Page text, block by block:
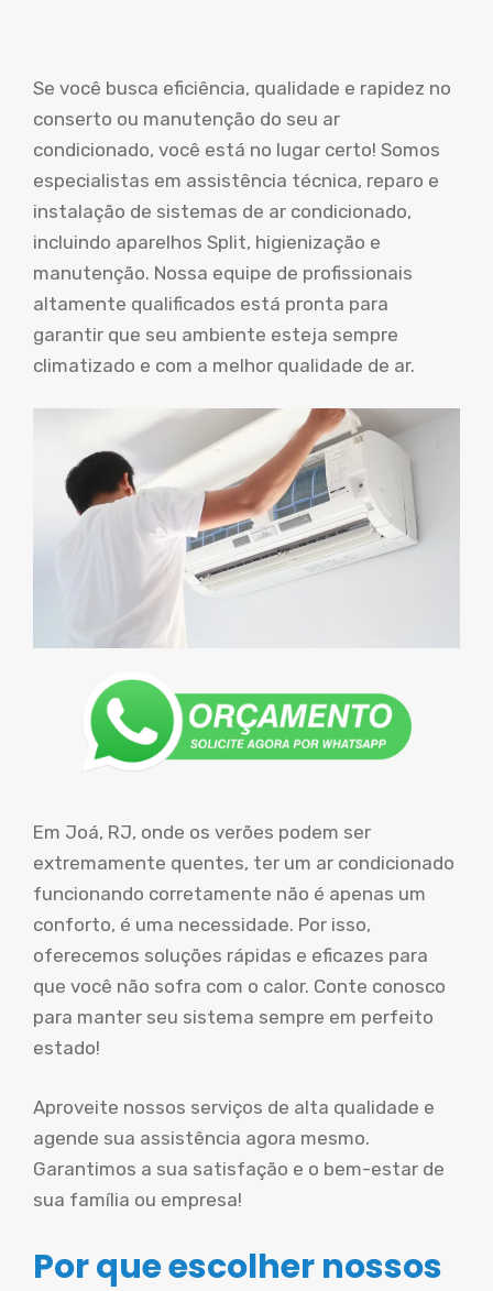
Se você busca eficiência, qualidade e rapidez no
conserto ou manutenção do seu ar
condicionado, você está no lugar certo! Somos
especialistas em assistência técnica, reparo e
instalação de sistemas de ar condicionado,
incluindo aparelhos Split, higienização e
manutenção. Nossa equipe de profissionais
altamente qualificados está pronta para
garantir que seu ambiente esteja sempre
climatizado e com a melhor qualidade de ar.
Em Joá, RJ, onde os verões podem ser
extremamente quentes, ter um ar condicionado
funcionando corretamente não é apenas um
conforto, é uma necessidade. Por isso,
oferecemos soluções rápidas e eficazes para
que você não sofra com o calor. Conte conosco
para manter seu sistema sempre em perfeito
estado!
Aproveite nossos serviços de alta qualidade e
agende sua assistência agora mesmo.
Garantimos a sua satisfação e o bem-estar de
sua família ou empresa!
Por que escolher nossos